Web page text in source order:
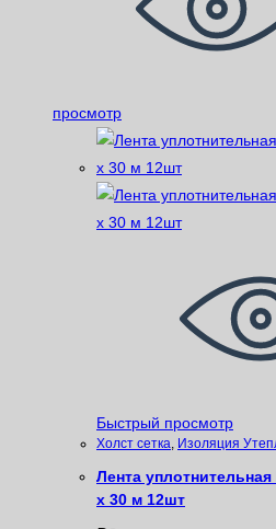
просмотр
Быстрый просмотр
Xолст сетка, Изоляция
Лента
x 30 м 12шт